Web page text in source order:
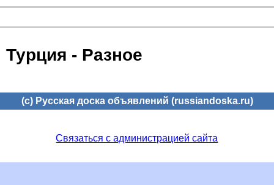
Турция - Разное
(c) Русская доска объявлений (russiandoska.ru)
Связаться с администрацией сайта